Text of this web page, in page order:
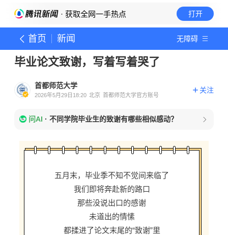
· 获取全网一手热点 打开
首页 新闻 无障碍
毕业论文致谢，写着写着哭了
首都师范大学
2026年5月29日18:20 北京 首都师范大学官方账号
关注
问AI · 不同学院毕业生的致谢有哪些相似感动？
五月末，毕业季不知不觉间来临了
我们即将奔赴新的路口
那些没说出口的感谢
未道出的情愫
都揉进了论文末尾的“致谢”里